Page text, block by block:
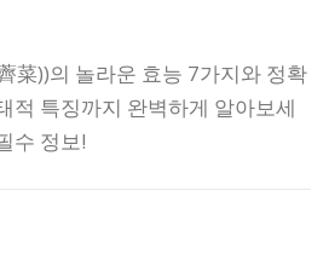
菜))의 놀라운 효능 7가지와 정확
적 특징까지 완벽하게 알아보세
수 정보!